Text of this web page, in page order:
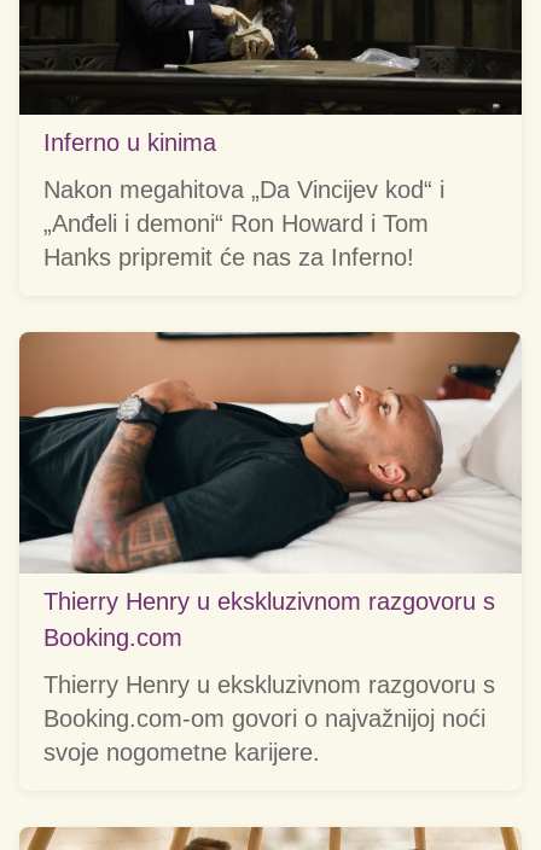
Inferno u kinima
Nakon megahitova „Da Vincijev kod“ i
„Anđeli i demoni“ Ron Howard i Tom
Hanks pripremit će nas za Inferno!
Thierry Henry u ekskluzivnom razgovoru s
Booking.com
Thierry Henry u ekskluzivnom razgovoru s
Booking.com-om govori o najvažnijoj noći
svoje nogometne karijere.